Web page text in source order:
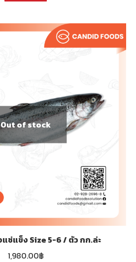
Out of stock
ช่แข็ง Size 5-6 / ตัว กก.ล่ะ
1,980.00฿